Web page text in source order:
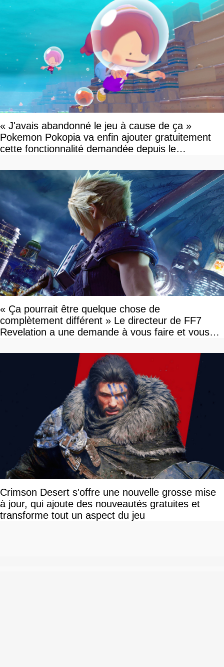
« J'avais abandonné le jeu à cause de ça »
Pokemon Pokopia va enfin ajouter gratuitement
cette fonctionnalité demandée depuis le
« Ça pourrait être quelque chose de
complètement différent » Le directeur de FF7
Revelation a une demande à vous faire et vous
Crimson Desert s'offre une nouvelle grosse mise
à jour, qui ajoute des nouveautés gratuites et
transforme tout un aspect du jeu